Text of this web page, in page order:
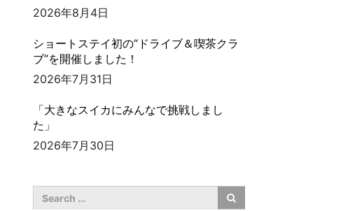
2026年8月4日
ショートステイ初の“ドライブ＆喫茶クラ
ブ”を開催しました！
2026年7月31日
「大きなスイカにみんなで挑戦しまし
た」
2026年7月30日